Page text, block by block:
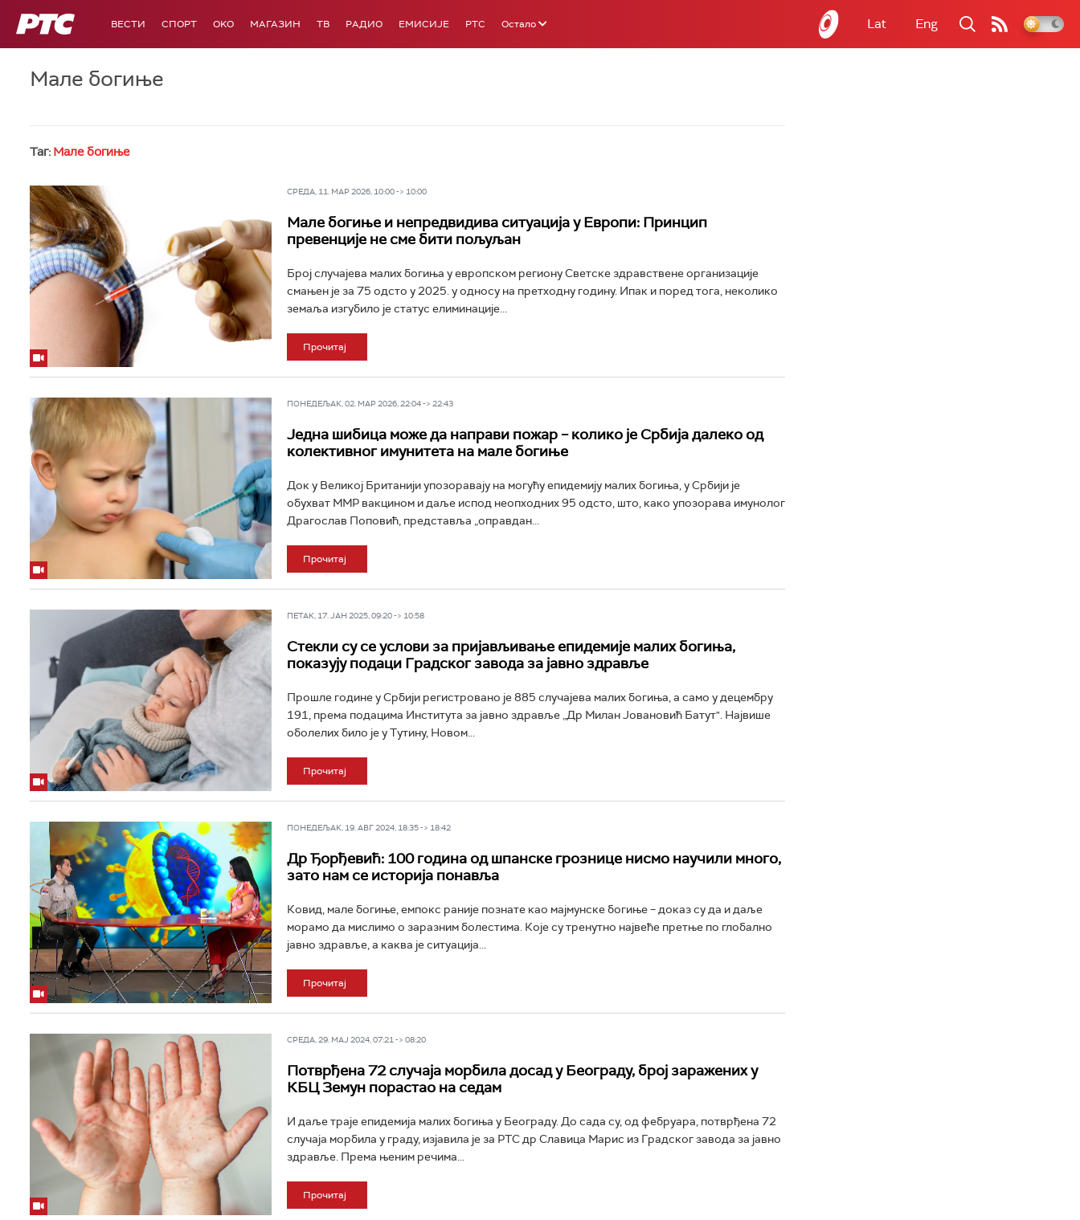
РТС ВЕСТИ СПОРТ OKO МАГАЗИН ТВ РАДИО ЕМИСИЈЕ РТС Остало Lat Eng
Мале богиње
Таг: Мале богиње
СРЕДА, 11. МАР 2026, 10:00 -> 10:00
Мале богиње и непредвидива ситуација у Европи: Принцип
превенције не сме бити пољуљан
Број случајева малих богиња у европском региону Светске здравствене организације
смањен је за 75 одсто у 2025. у односу на претходну годину. Ипак и поред тога, неколико
земаља изгубило је статус елиминације...
Прочитај
ПОНЕДЕЉАК, 02. МАР 2026, 22:04 -> 22:43
Једна шибица може да направи пожар – колико је Србија далеко од
колективног имунитета на мале богиње
Док у Великој Британији упозоравају на могућу епидемију малих богиња, у Србији је
обухват ММР вакцином и даље испод неопходних 95 одсто, што, како упозорава имунолог
Драгослав Поповић, представља „оправдан...
Прочитај
ПЕТАК, 17. ЈАН 2025, 09:20 -> 10:58
Стекли су се услови за пријављивање епидемије малих богиња,
показују подаци Градског завода за јавно здравље
Прошле године у Србији регистровано је 885 случајева малих богиња, а само у децембру
191, према подацима Института за јавно здравље „Др Милан Јовановић Батут". Највише
оболелих било је у Тутину, Новом...
Прочитај
ПОНЕДЕЉАК, 19. АВГ 2024, 18:35 -> 18:42
Др Ђорђевић: 100 година од шпанске грознице нисмо научили много,
зато нам се историја понавља
Ковид, мале богиње, емпокс раније познате као мајмунске богиње – доказ су да и даље
морамо да мислимо о заразним болестима. Које су тренутно највеће претње по глобално
јавно здравље, а каква је ситуација...
Прочитај
СРЕДА, 29. МАЈ 2024, 07:21 -> 08:20
Потврђена 72 случаја морбила досад у Београду, број заражених у
КБЦ Земун порастао на седам
И даље траје епидемија малих богиња у Београду. До сада су, од фебруара, потврђена 72
случаја морбила у граду, изјавила је за РТС др Славица Мaрис из Градског завода за јавно
здравље. Према њеним речима...
Прочитај